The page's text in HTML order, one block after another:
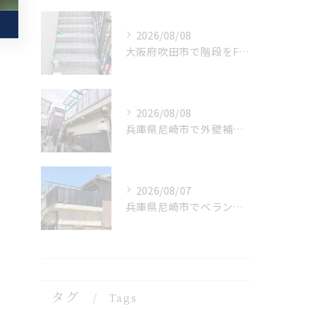
2026/08/08
大阪府吹田市で階段をFRP 防水を施工しました。
2026/08/08
兵庫県尼崎市で外壁補修を施工しました。
2026/08/07
兵庫県尼崎市でベランダリフォームを完工しました。
タグ Tags